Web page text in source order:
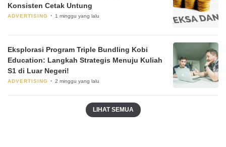
Konsisten Cetak Untung
ADVERTISING 1 minggu yang lalu
Eksplorasi Program Triple Bundling Kobi
Education: Langkah Strategis Menuju Kuliah
S1 di Luar Negeri!
ADVERTISING 2 minggu yang lalu
LIHAT SEMUA